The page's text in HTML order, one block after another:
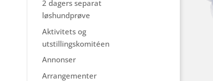
2 dagers separat
løshundprøve
Aktivitets og
utstillingskomitéen
Annonser
Arrangementer